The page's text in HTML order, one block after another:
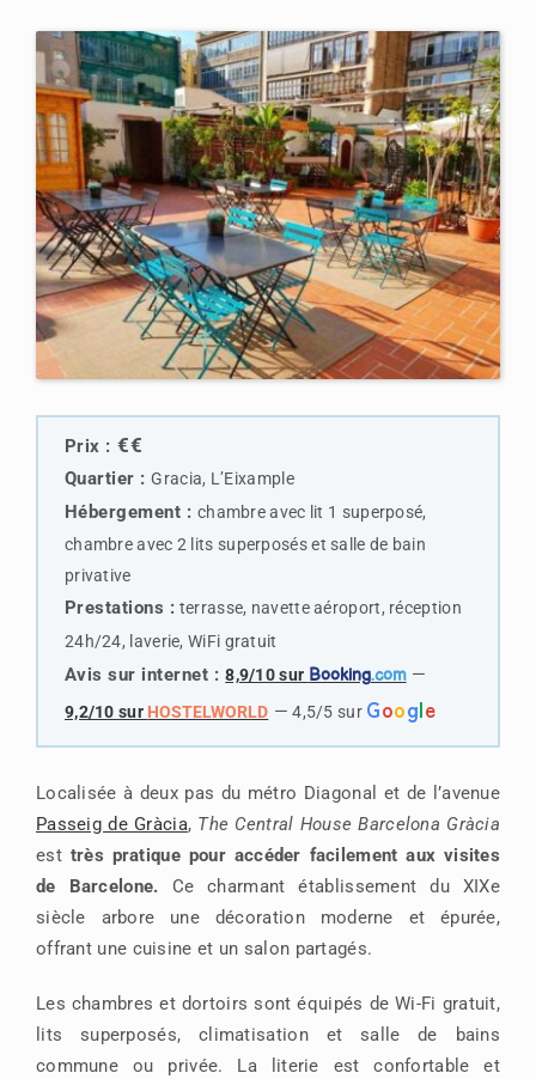
Prix : €€
Quartier : Gracia, L’Eixample
Hébergement : chambre avec lit 1 superposé,
chambre avec 2 lits superposés et salle de bain
privative
Prestations : terrasse, navette aéroport, réception
24h/24, laverie, WiFi gratuit
Avis sur internet : 8,9/10 sur Booking.com—
9,2/10 sur HOSTELWORLD — 4,5/5 sur Google
Localisée à deux pas du métro Diagonal et de l’avenue
Passeig de Gràcia, The Central House Barcelona Gràcia
est très pratique pour accéder facilement aux visites
de Barcelone. Ce charmant établissement du XIXe
siècle arbore une décoration moderne et épurée,
offrant une cuisine et un salon partagés.
Les chambres et dortoirs sont équipés de Wi-Fi gratuit,
lits superposés, climatisation et salle de bains
commune ou privée. La literie est confortable et